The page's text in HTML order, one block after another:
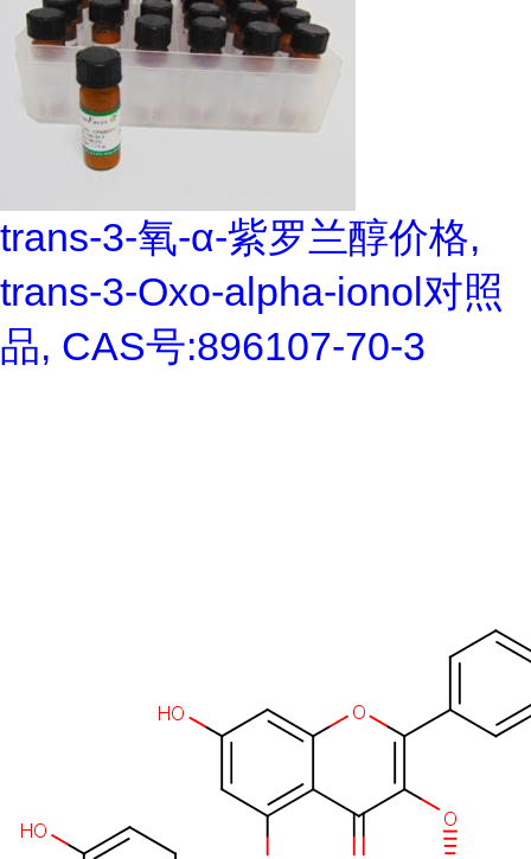
trans-3-氧-α-紫罗兰醇价格,
trans-3-Oxo-alpha-ionol对照
品, CAS号:896107-70-3